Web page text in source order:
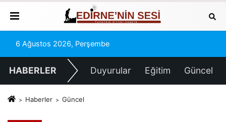
6 Ağustos 2026, Perşembe
HABERLER Duyurular Eğitim Güncel
Haberler Güncel